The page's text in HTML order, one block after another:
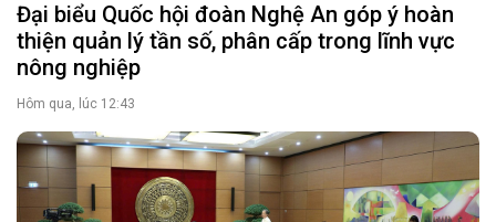
Đại biểu Quốc hội đoàn Nghệ An góp ý hoàn
thiện quản lý tần số, phân cấp trong lĩnh vực
nông nghiệp
Hôm qua, lúc 12:43